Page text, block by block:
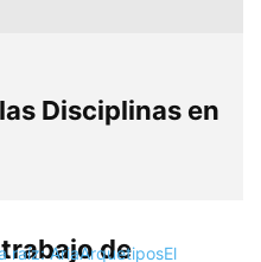
Disciplinas en
raíz: AriaArquetiposEl
de